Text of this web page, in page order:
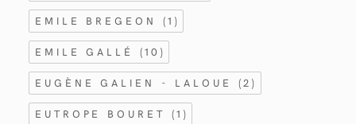
EMILE BREGEON (1)
EMILE GALLÉ (10)
EUGÈNE GALIEN - LALOUE (2)
EUTROPE BOURET (1)